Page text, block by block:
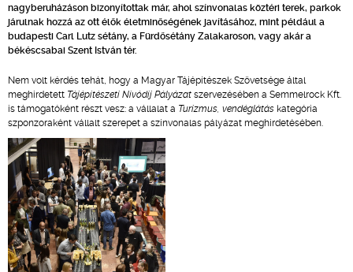
nagyberuházáson bizonyítottak már, ahol színvonalas köztéri terek, parkok
járulnak hozzá az ott élők életminőségének javításához, mint például a
budapesti Carl Lutz sétány, a Fürdősétány Zalakaroson, vagy akár a
békéscsabai Szent István tér.
Nem volt kérdés tehát, hogy a Magyar Tájépítészek Szövetsége által
meghirdetett Tájépítészeti Nívódíj Pályázat szervezésében a Semmelrock Kft.
is támogatóként részt vesz: a vállalat a Turizmus, vendéglátás kategória
szponzoraként vállalt szerepet a színvonalas pályázat meghirdetésében.